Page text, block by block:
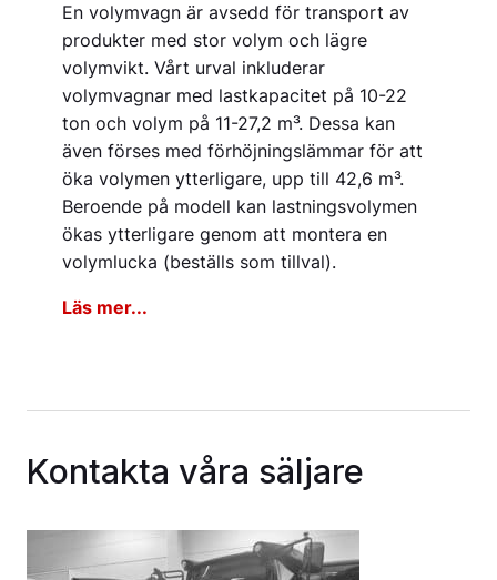
En volymvagn är avsedd för transport av
produkter med stor volym och lägre
volymvikt. Vårt urval inkluderar
volymvagnar med lastkapacitet på 10-22
ton och volym på 11-27,2 m³. Dessa kan
även förses med förhöjningslämmar för att
öka volymen ytterligare, upp till 42,6 m³.
Beroende på modell kan lastningsvolymen
ökas ytterligare genom att montera en
volymlucka (beställs som tillval).
Läs mer...
Kontakta våra säljare